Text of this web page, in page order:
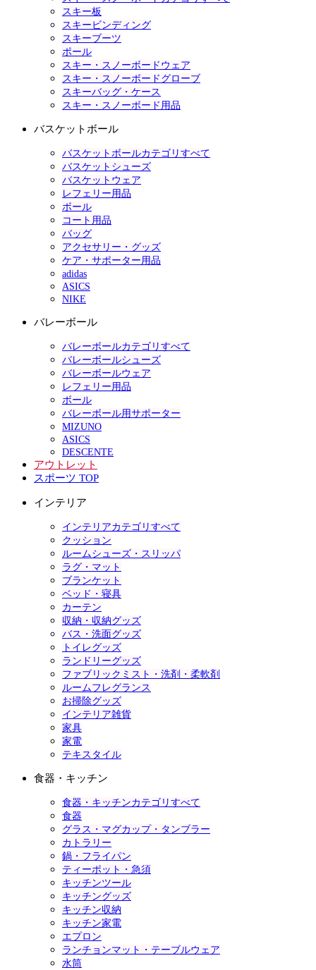
スキー板
スキービンディング
スキーブーツ
ポール
スキー・スノーボードウェア
スキー・スノーボードグローブ
スキーバッグ・ケース
スキー・スノーボード用品
バスケットボール
バスケットボールカテゴリすべて
バスケットシューズ
バスケットウェア
レフェリー用品
ボール
コート用品
バッグ
アクセサリー・グッズ
ケア・サポーター用品
adidas
ASICS
NIKE
バレーボール
バレーボールカテゴリすべて
バレーボールシューズ
バレーボールウェア
レフェリー用品
ボール
バレーボール用サポーター
MIZUNO
ASICS
DESCENTE
アウトレット
スポーツ TOP
インテリア
インテリアカテゴリすべて
クッション
ルームシューズ・スリッパ
ラグ・マット
ブランケット
ベッド・寝具
カーテン
収納・収納グッズ
バス・洗面グッズ
トイレグッズ
ランドリーグッズ
ファブリックミスト・洗剤・柔軟剤
ルームフレグランス
お掃除グッズ
インテリア雑貨
家具
家電
テキスタイル
食器・キッチン
食器・キッチンカテゴリすべて
食器
グラス・マグカップ・タンブラー
カトラリー
鍋・フライパン
ティーポット・急須
キッチンツール
キッチングッズ
キッチン収納
キッチン家電
エプロン
ランチョンマット・テーブルウェア
水筒